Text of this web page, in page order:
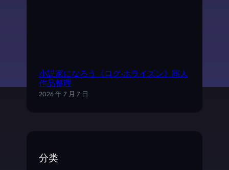
小説家になろう《ログ·ホライズン》同人
作品整理
2026 年 7 月 7 日
分类